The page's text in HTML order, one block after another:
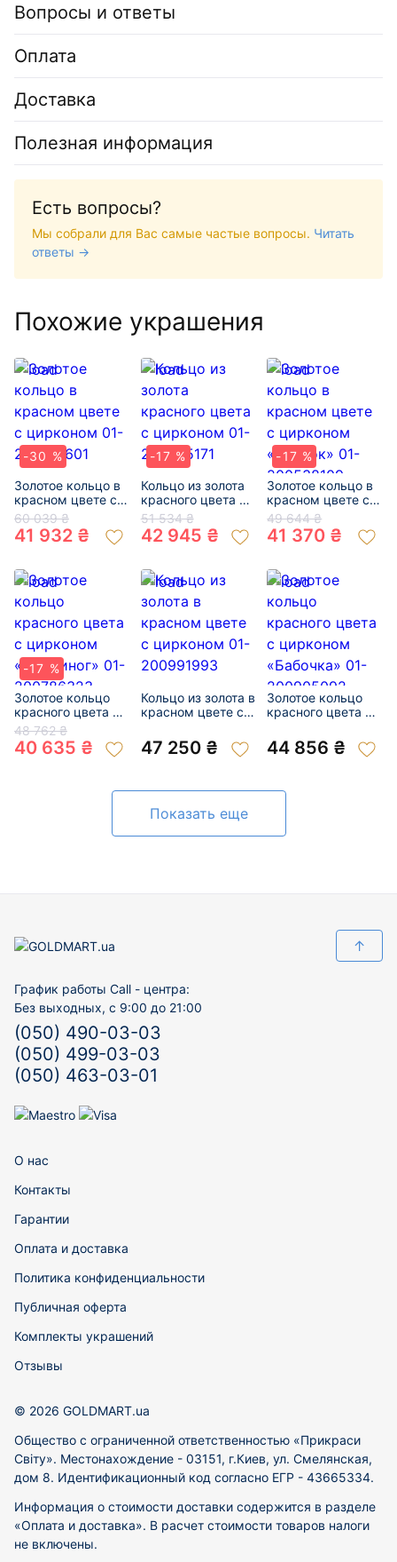
Вопросы и ответы
Оплата
Доставка
Полезная информация
Есть вопросы?
Мы собрали для Вас самые частые вопросы. Читать
ответы →
Похожие украшения
-30 %
Золотое кольцо в
красном цвете с
цирконом 01-
200162601
60 039 ₴
41 932 ₴
-17 %
Кольцо из золота
красного цвета с
цирконом 01-
200525171
51 534 ₴
42 945 ₴
-17 %
Золотое кольцо в
красном цвете с
цирконом
«Цветок» 01-
200538109
49 644 ₴
41 370 ₴
-17 %
Золотое кольцо
красного цвета с
цирконом
«Осьминог» 01-
200786323
48 762 ₴
40 635 ₴
Кольцо из золота в
красном цвете с
200991993
47 250 ₴
Золотое кольцо
красного цвета с
«Бабочка» 01-
200905092
44 856 ₴
Показать еще
↑
График работы Call - центра:
Без выходных, с 9:00 до 21:00
(050) 490-03-03
(050) 499-03-03
(050) 463-03-01
О нас
Контакты
Гарантии
Оплата и доставка
Политика конфиденциальности
Публичная оферта
Комплекты украшений
Отзывы
© 2026 GOLDMART.ua
Общество с ограниченной ответственностью «Прикраси
Світу». Местонахождение - 03151, г.Киев, ул. Смелянская,
дом 8. Идентификационный код согласно ЕГР - 43665334.
Информация о стоимости доставки содержится в разделе
«Оплата и доставка». В расчет стоимости товаров налоги
не включены.